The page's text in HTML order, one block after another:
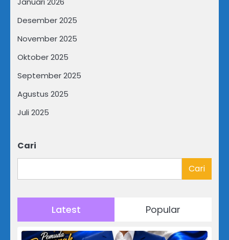
Desember 2025
November 2025
Oktober 2025
September 2025
Agustus 2025
Juli 2025
Cari
Cari
Latest Popular